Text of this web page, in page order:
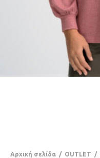
Αρχική σελίδα / OUTLET /